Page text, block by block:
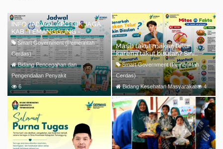
INFO JADWAL APOTEK JAGA
KAB. TEMANGGUNG -
AGUSTUS 2026
Smart Government (Pemerintah
Cerdas)
Bidang Pencegahan dan
Pengendalian Penyakit
6
Masih takut makan telur
karena takut bisulan? Sini
ngumpul!
Smart Government (Pemerintah
Cerdas)
Bidang Kesehatan Masyarakat
4